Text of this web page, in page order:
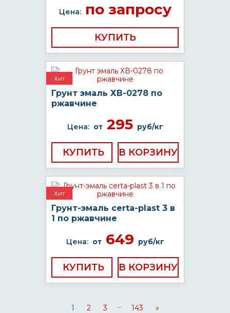
Цена:по запросу
КУПИТЬ
Хит
Грунт эмаль ХВ-0278 по
ржавчине
Цена: от295 руб/кг
КУПИТЬ
Хит
Грунт-эмаль certa-plast 3 в
1 по ржавчине
Цена: от649 руб/кг
КУПИТЬ
1 2 3 ... 143 »